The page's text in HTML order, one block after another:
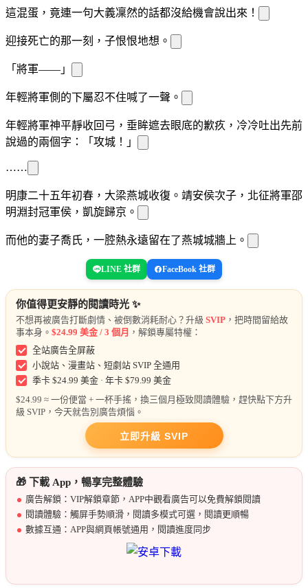
這混蛋，竟連一句大義凜然的話都沒給機會說出來！
迎接死亡的那一刻， 子恨恨地想。
「將軍——」
年輕將軍側的下屬忍不住喊了一聲。
年輕將軍神平靜收回弓，垂眸遮去眼底的歉疚，冷冷吐出先前
說過的兩個字：「攻城！」
……
明康二十五年初春，大梁燕城收復。靖安侯次子，北征將軍邵
明淵封冠軍侯，凱旋歸京。
而他的妻子喬氏，一腔熱永遠留在了燕城城牆上。
LINE 社群 FaceBook 社群
你值得更安靜的閱讀時光 ✨
不想再被廣告打斷劇情、被倒數消耗耐心？升級 SVIP ，把時間留給故
事本身。 $24.99 美金 / 3 個月 ，解鎖專屬特權：
全站廣告全屏蔽
小說站、漫畫站、短劇站 SVIP 全通用
季卡 $24.99 美金 · 年卡 $79.99 美金
$24.99 ≈ 一份便當 + 一杯手搖，換三個月極致閱讀體驗，趕快點下方升
級 SVIP，今天就告別廣告煩惱。
立即升級 SVIP
🎁 下載 App，暢享完整體驗
廣告解鎖：VIP解鎖章節，APP中觀看廣告可以免費解鎖閱讀
閱讀體驗：觸屏手勢順滑，閱讀多模式可選，閱讀更順暢
數據互通：APP與網頁帳號通用，閱讀進度同步